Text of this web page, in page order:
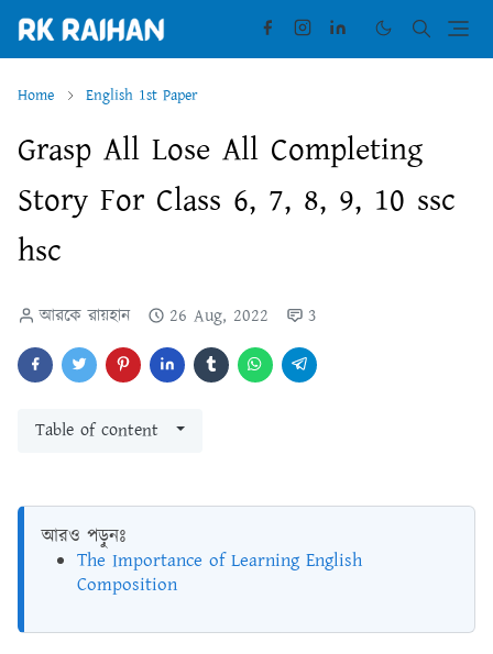
Home English 1st Paper
Grasp All Lose All Completing
Story For Class 6, 7, 8, 9, 10 ssc
hsc
আরকে রায়হান 26 Aug, 2022 3
Table of content
আরও পড়ুনঃ
The Importance of Learning English
Composition